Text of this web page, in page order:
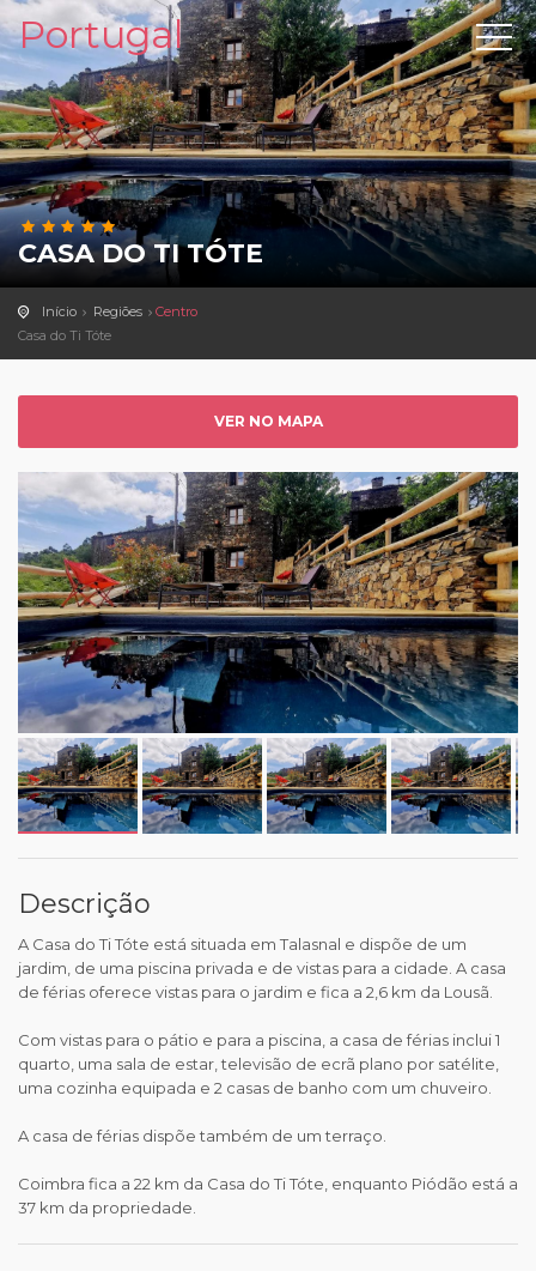
Portugal
CASA DO TI TÓTE
Início Regiões
Centro
Casa do Ti Tóte
VER NO MAPA
Descrição
A Casa do Ti Tóte está situada em Talasnal e dispõe de um
jardim, de uma piscina privada e de vistas para a cidade. A casa
de férias oferece vistas para o jardim e fica a 2,6 km da Lousã.
Com vistas para o pátio e para a piscina, a casa de férias inclui 1
quarto, uma sala de estar, televisão de ecrã plano por satélite,
uma cozinha equipada e 2 casas de banho com um chuveiro.
A casa de férias dispõe também de um terraço.
Coimbra fica a 22 km da Casa do Ti Tóte, enquanto Piódão está a
37 km da propriedade.